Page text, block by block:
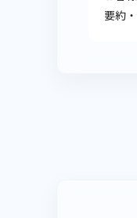
要約